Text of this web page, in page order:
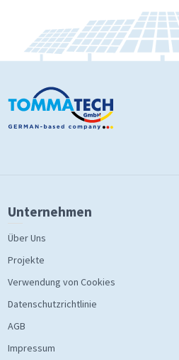
Unternehmen
Über Uns
Projekte
Verwendung von Cookies
Datenschutzrichtlinie
AGB
Impressum